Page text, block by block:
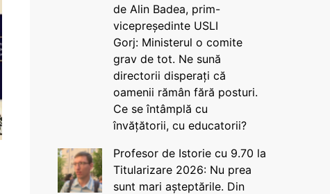
de Alin Badea, prim-
vicepreședinte USLI
Gorj: Ministerul o comite
grav de tot. Ne sună
directorii disperați că
oamenii rămân fără posturi.
Ce se întâmplă cu
învățătorii, cu educatorii?
Profesor de Istorie cu 9.70 la
Titularizare 2026: Nu prea
sunt mari așteptările. Din